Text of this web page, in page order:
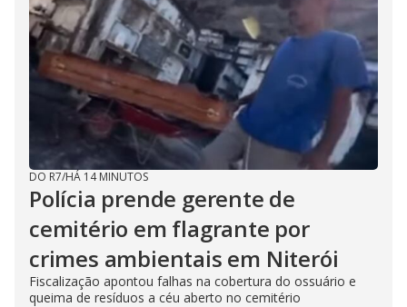
DO R7/HÁ 14 MINUTOS
Polícia prende gerente de
cemitério em flagrante por
crimes ambientais em Niterói
Fiscalização apontou falhas na cobertura do ossuário e
queima de resíduos a céu aberto no cemitério